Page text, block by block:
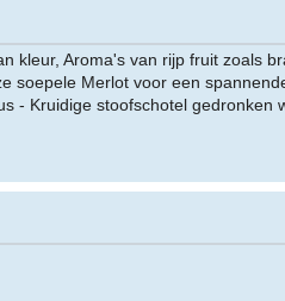
kleur, Aroma's van rijp fruit zoals
soepele Merlot voor een
- Kruidige stoofschotel gedronken